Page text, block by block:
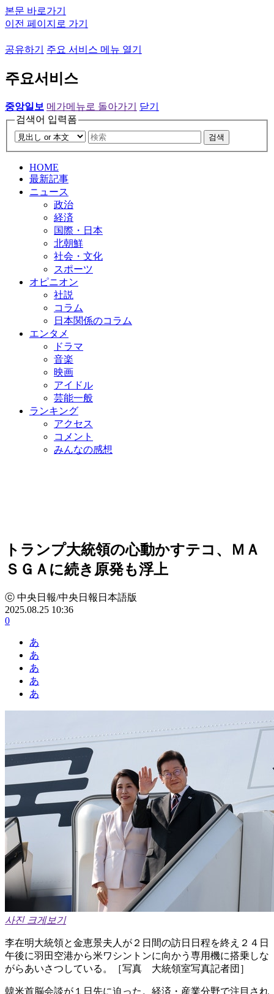
본문 바로가기
이전 페이지로 가기
공유하기 주요 서비스 메뉴 열기
주요서비스
중앙일보 메가메뉴로 돌아가기
닫기
검색어 입력폼
검색
HOME
最新記事
ニュース
政治
経済
国際・日本
北朝鮮
社会・文化
スポーツ
オピニオン
社説
コラム
日本関係のコラム
エンタメ
ドラマ
音楽
映画
アイドル
芸能一般
ランキング
アクセス
コメント
みんなの感想
トランプ大統領の心動かすテコ、ＭＡ
ＳＧＡに続き原発も浮上
ⓒ 中央日報/中央日報日本語版
2025.08.25 10:36
0
あ
あ
あ
あ
あ
사진 크게보기
李在明大統領と金恵景夫人が２日間の訪日日程を終え２４日
午後に羽田空港から米ワシントンに向かう専用機に搭乗しな
がらあいさつしている。［写真 大統領室写真記者団］
韓米首脳会談が１日先に迫った。経済・産業分野で注目され